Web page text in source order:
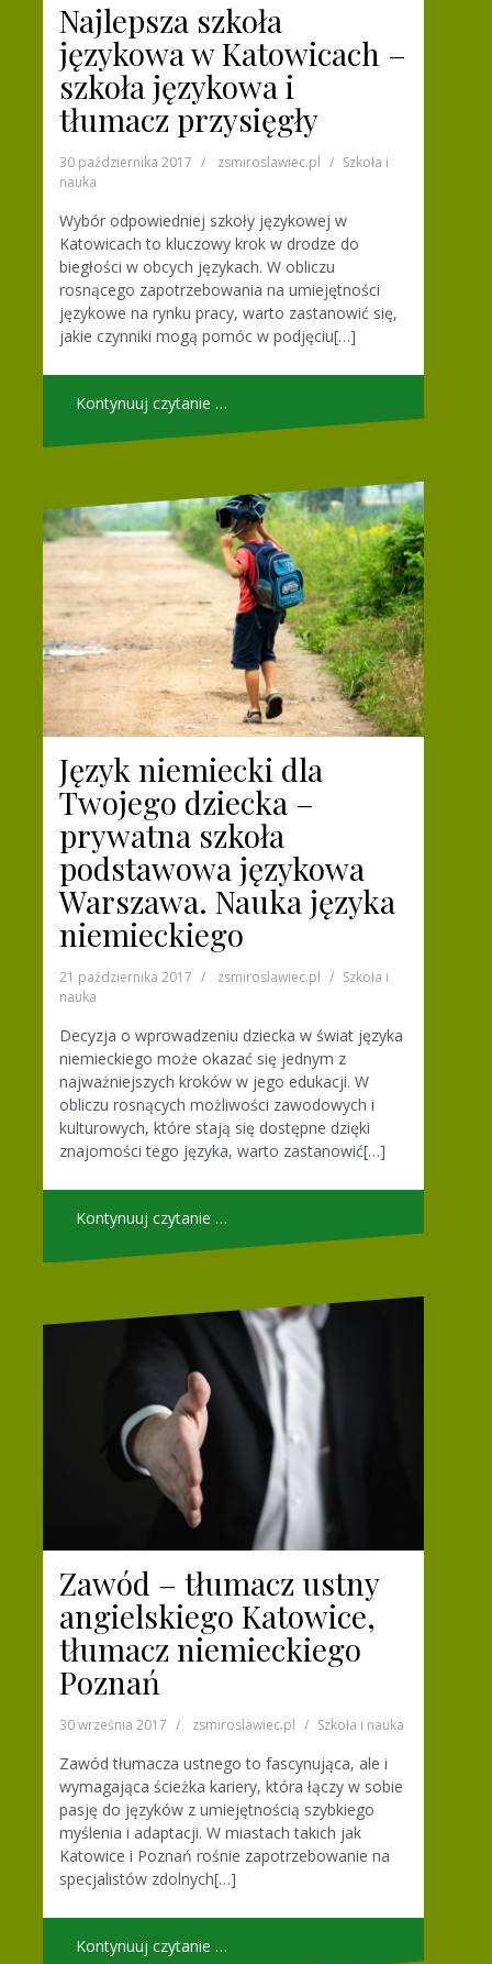
Najlepsza szkoła
językowa w Katowicach –
szkoła językowa i
tłumacz przysięgły
30 października 2017 zsmiroslawiec.pl
Szkoła i
nauka
Wybór odpowiedniej szkoły językowej w
Katowicach to kluczowy krok w drodze do
biegłości w obcych językach. W obliczu
rosnącego zapotrzebowania na umiejętności
językowe na rynku pracy, warto zastanowić się,
jakie czynniki mogą pomóc w podjęciu[…]
Kontynuuj czytanie …
Język niemiecki dla
Twojego dziecka –
prywatna szkoła
podstawowa językowa
Warszawa. Nauka języka
niemieckiego
21 października 2017 zsmiroslawiec.pl
Szkoła i
nauka
Decyzja o wprowadzeniu dziecka w świat języka
niemieckiego może okazać się jednym z
najważniejszych kroków w jego edukacji. W
obliczu rosnących możliwości zawodowych i
kulturowych, które stają się dostępne dzięki
znajomości tego języka, warto zastanowić[…]
Kontynuuj czytanie …
Zawód – tłumacz ustny
angielskiego Katowice,
tłumacz niemieckiego
Poznań
30 września 2017 zsmiroslawiec.pl Szkoła i nauka
Zawód tłumacza ustnego to fascynująca, ale i
wymagająca ścieżka kariery, która łączy w sobie
pasję do języków z umiejętnością szybkiego
myślenia i adaptacji. W miastach takich jak
Katowice i Poznań rośnie zapotrzebowanie na
specjalistów zdolnych[…]
Kontynuuj czytanie …